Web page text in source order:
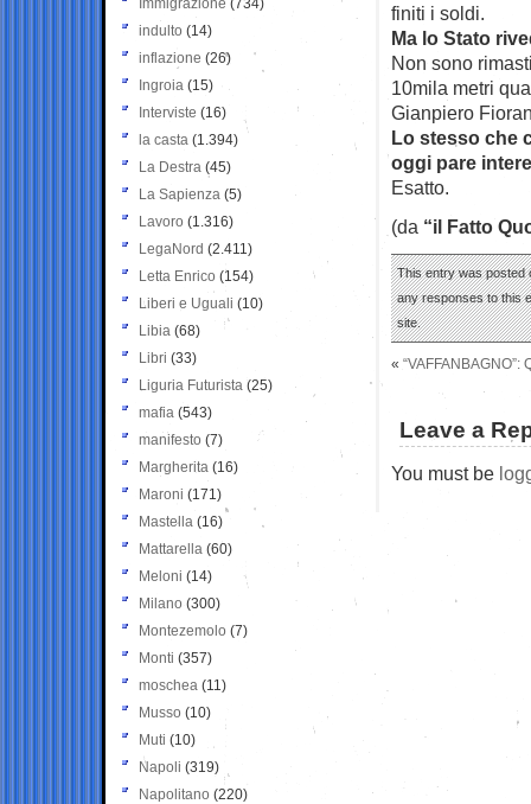
finiti i soldi.
Ma lo Stato
Non sono
10mila metri
Gianpiero
Lo stesso che
oggi pare
Esatto.
(da “il Fatto
This entry was posted
any responses to this
site.
« “VAFFANBAGNO”:
Leave a
You must be
Immigrazione (734)
indulto (14)
inflazione (26)
Ingroia (15)
Interviste (16)
la casta (1.394)
La Destra (45)
La Sapienza (5)
Lavoro (1.316)
LegaNord (2.411)
Letta Enrico (154)
Liberi e Uguali (10)
Libia (68)
Libri (33)
Liguria Futurista (25)
mafia (543)
manifesto (7)
Margherita (16)
Maroni (171)
Mastella (16)
Mattarella (60)
Meloni (14)
Milano (300)
Montezemolo (7)
Monti (357)
moschea (11)
Musso (10)
Muti (10)
Napoli (319)
Napolitano (220)